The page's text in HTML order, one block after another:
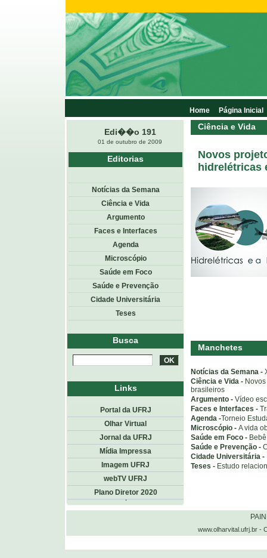
Edi��o 191
01 de outubro de 2009
Ciência e Vida
Novos
hidrelétricas
Manchetes
Notícias da Semana -
Ciência e Vida -
brasileiros
Argumento - Vídeo
Faces e Interfaces -
Agenda -Torneio
Microscópio - A vida
Saúde em Foco -
Saúde e Prevenção -
Cidade Universitária -
Teses - Estudo
Editorias
Notícias da Semana
Ciência e Vida
Argumento
Faces e Interfaces
Agenda
Microscópio
Saúde em Foco
Saúde e Prevenção
Cidade Universitária
Teses
Busca
Home Página Inicial
Links
Portal da UFRJ
Olhar Virtual
Jornal da UFRJ
Mídia Impressa
Imagem UFRJ
webTV UFRJ
Plano Diretor 2020
<< voltar Topo
www.olharvital.ufrj.br -